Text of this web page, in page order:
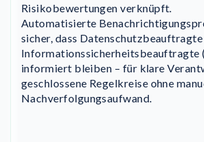
Risikobewertungen verknüpft.
Automatisierte
sicher, dass
Informationssicherheitsbeauftragte
informiert bleiben – für klare
geschlossene Regelkreise ohne
Nachverfolgungsaufwand.